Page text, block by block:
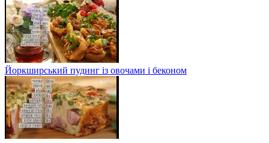
Йоркширський пудинг із овочами і беконом